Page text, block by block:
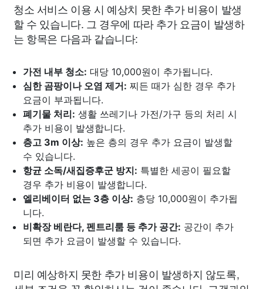
청소 서비스 이용 시 예상치 못한 추가 비용이 발생
할 수 있습니다. 그 경우에 따라 추가 요금이 발생하
는 항목은 다음과 같습니다:
가전 내부 청소: 대당 10,000원이 추가됩니다.
심한 곰팡이나 오염 제거: 찌든 때가 심한 경우 추가
요금이 부과됩니다.
폐기물 처리: 생활 쓰레기나 가전/가구 등의 처리 시
추가 비용이 발생합니다.
층고 3m 이상: 높은 층의 경우 추가 요금이 발생할
수 있습니다.
항균 소독/새집증후군 방지: 특별한 세공이 필요할
경우 추가 비용이 발생합니다.
엘리베이터 없는 3층 이상: 층당 10,000원이 추가됩
니다.
비확장 베란다, 펜트리룸 등 추가 공간: 공간이 추가
되면 추가 요금이 발생할 수 있습니다.
미리 예상하지 못한 추가 비용이 발생하지 않도록,